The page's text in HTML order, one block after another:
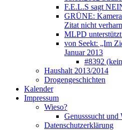
F.E.L.S sagt
GRÜNE:
Zitat nicht
MLPD
von Seekt: „Im
Januar 2013
#8392
Haushalt 2013/2014
Drogengeschichten
Kalender
Impressum
Wieso?
Genusssucht und
Datenschutzerklärung